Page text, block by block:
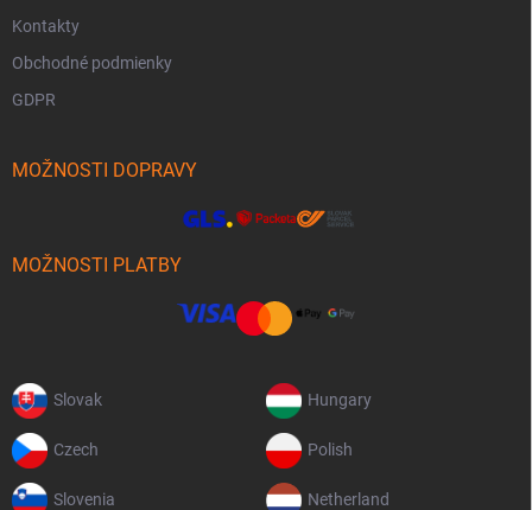
Kontakty
Obchodné podmienky
GDPR
MOŽNOSTI DOPRAVY
MOŽNOSTI PLATBY
Slovak Hungary
Czech Polish
Slovenia Netherland